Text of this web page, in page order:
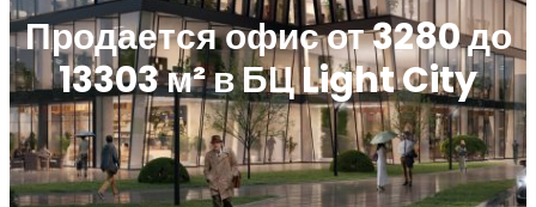
Продается офис от 3280 до
13303 м² в БЦ Light City